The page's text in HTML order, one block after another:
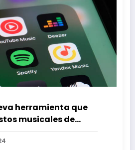
herramienta que
musicales de
en tu zona